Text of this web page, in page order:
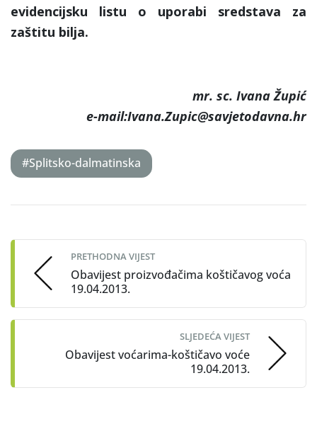
evidencijsku listu o uporabi sredstava za
zaštitu bilja.
mr. sc. Ivana Župić
e-mail:Ivana.Zupic@savjetodavna.hr
#Splitsko-dalmatinska
navigation
PRETHODNA VIJEST
Obavijest proizvođačima koštičavog voća
19.04.2013.
SLJEDEĆA VIJEST
Obavijest voćarima-koštičavo voće
19.04.2013.